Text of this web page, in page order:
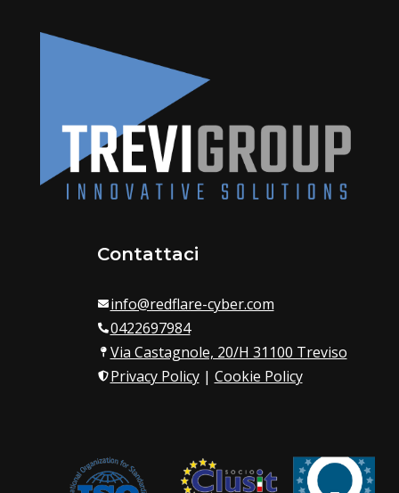
Contattaci
info@redflare-cyber.com
0422697984
Via Castagnole, 20/H 31100 Treviso
Privacy Policy| Cookie Policy